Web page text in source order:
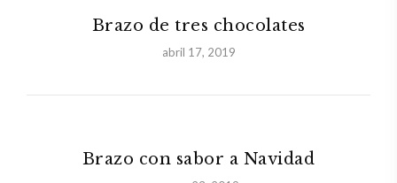
Brazo de tres chocolates
abril 17, 2019
Brazo con sabor a Navidad